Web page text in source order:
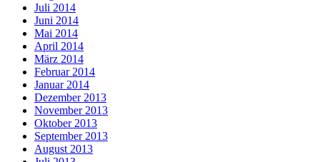
Juli 2014
Juni 2014
Mai 2014
April 2014
März 2014
Februar 2014
Januar 2014
Dezember 2013
November 2013
Oktober 2013
September 2013
August 2013